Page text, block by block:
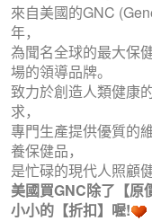
來自美國的GNC
年，
為聞名全球的最大保
場的領導品牌。
致力於創造人類健康
求，
專門生產提供優質的
養保健品，
是忙碌的現代人照顧
美國買GNC除了【原
小小的【折扣】喔!